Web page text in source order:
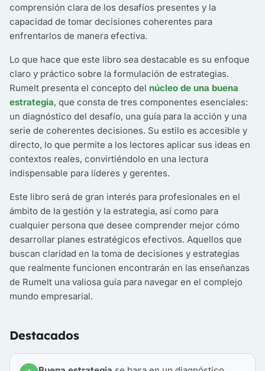
comprensión clara de los desafíos presentes y la
capacidad de tomar decisiones coherentes para
enfrentarlos de manera efectiva.
Lo que hace que este libro sea destacable es su enfoque
claro y práctico sobre la formulación de estrategias.
Rumelt presenta el concepto del núcleo de una buena
estrategia, que consta de tres componentes esenciales:
un diagnóstico del desafío, una guía para la acción y una
serie de coherentes decisiones. Su estilo es accesible y
directo, lo que permite a los lectores aplicar sus ideas en
contextos reales, convirtiéndolo en una lectura
indispensable para líderes y gerentes.
Este libro será de gran interés para profesionales en el
ámbito de la gestión y la estrategia, así como para
cualquier persona que desee comprender mejor cómo
desarrollar planes estratégicos efectivos. Aquellos que
buscan claridad en la toma de decisiones y estrategias
que realmente funcionen encontrarán en las enseñanzas
de Rumelt una valiosa guía para navegar en el complejo
mundo empresarial.
Destacados